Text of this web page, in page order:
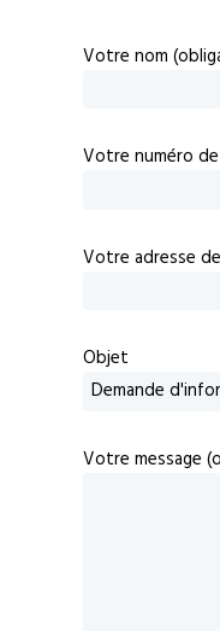
Votre nom
Votre numéro
Votre adresse
Objet
Votre message